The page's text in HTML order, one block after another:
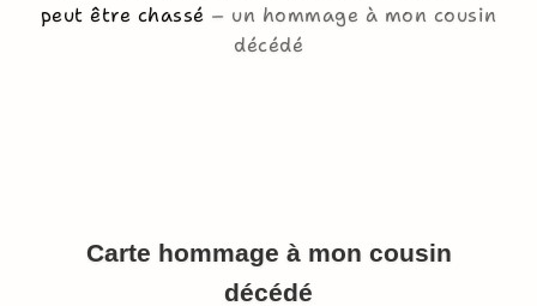
peut être chassé
un hommage à mon cousin
décédé
Carte hommage à mon cousin
décédé